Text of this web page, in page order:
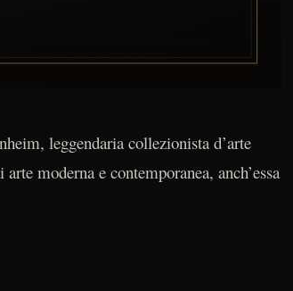
leggendaria collezionista d’arte
moderna e contemporanea, anch’essa